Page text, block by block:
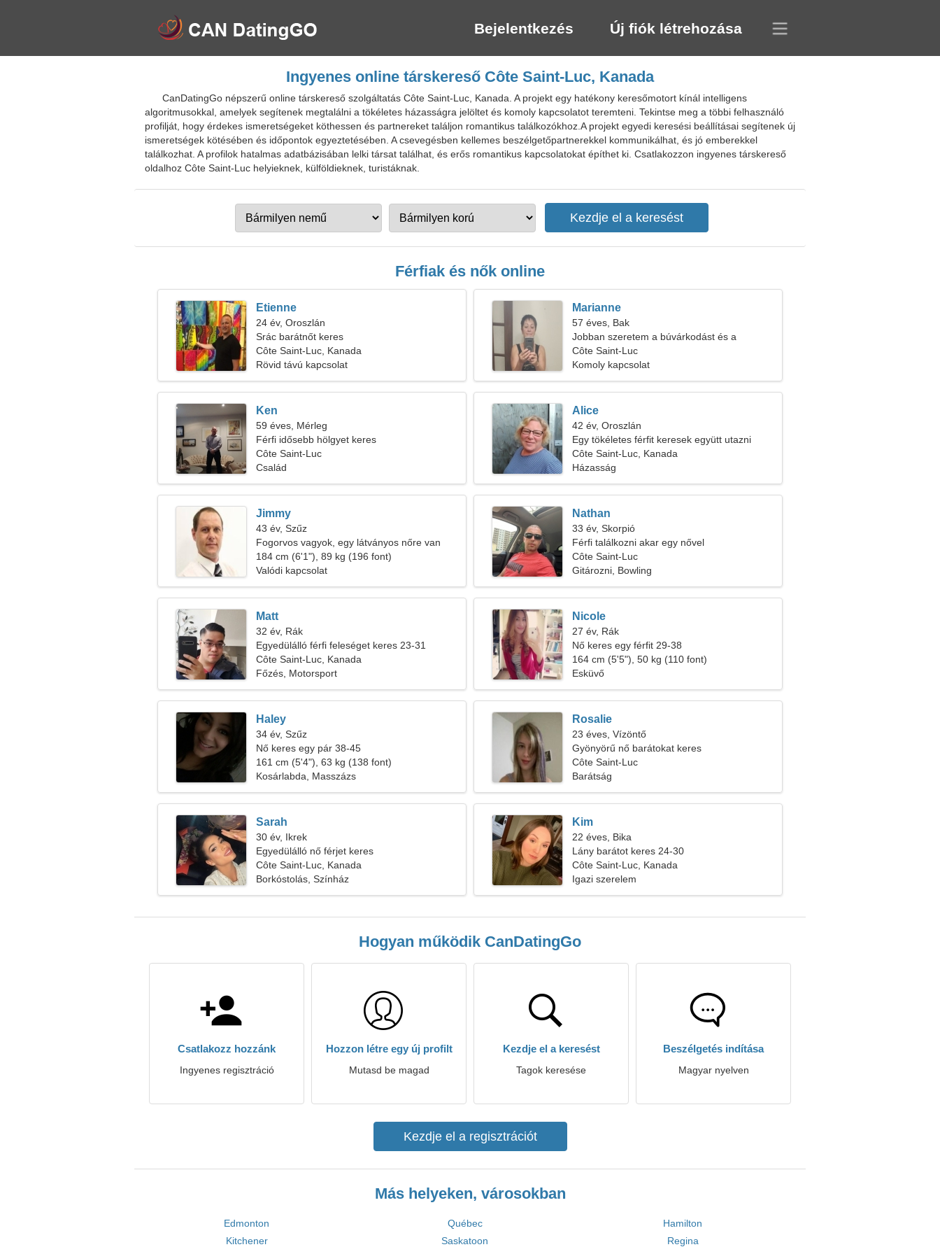
Bejelentkezés Új fiók létrehozása
Ingyenes online társkereső Côte Saint-Luc, Kanada
CanDatingGo népszerű online társkereső szolgáltatás Côte Saint-Luc, Kanada. A projekt egy hatékony keresőmotort kínál intelligens
algoritmusokkal, amelyek segítenek megtalálni a tökéletes házasságra jelöltet és komoly kapcsolatot teremteni. Tekintse meg a többi felhasználó
profilját, hogy érdekes ismeretségeket köthessen és partnereket találjon romantikus találkozókhoz.A projekt egyedi keresési beállításai segítenek új
ismeretségek kötésében és időpontok egyeztetésében. A csevegésben kellemes beszélgetőpartnerekkel kommunikálhat, és jó emberekkel
találkozhat. A profilok hatalmas adatbázisában lelki társat találhat, és erős romantikus kapcsolatokat építhet ki. Csatlakozzon ingyenes társkereső
oldalhoz Côte Saint-Luc helyieknek, külföldieknek, turistáknak.
Férfiak és nők online
Etienne
24 év, Oroszlán
Srác barátnőt keres
Côte Saint-Luc, Kanada
Rövid távú kapcsolat
Marianne
57 éves, Bak
Jobban szeretem a búvárkodást és a
gitározást
Côte Saint-Luc
Komoly kapcsolat
Ken
59 éves, Mérleg
Férfi idősebb hölgyet keres
Côte Saint-Luc
Család
Alice
42 év, Oroszlán
Egy tökéletes férfit keresek együtt utazni
Côte Saint-Luc, Kanada
Házasság
Jimmy
43 év, Szűz
Fogorvos vagyok, egy látványos nőre van
szükségem
184 cm (6'1"), 89 kg (196 font)
Valódi kapcsolat
Nathan
33 év, Skorpió
Férfi találkozni akar egy nővel
Côte Saint-Luc
Gitározni, Bowling
Matt
32 év, Rák
Egyedülálló férfi feleséget keres 23-31
Côte Saint-Luc, Kanada
Főzés, Motorsport
Nicole
27 év, Rák
Nő keres egy férfit 29-38
164 cm (5'5"), 50 kg (110 font)
Esküvő
Haley
34 év, Szűz
Nő keres egy pár 38-45
161 cm (5'4"), 63 kg (138 font)
Kosárlabda, Masszázs
Rosalie
23 éves, Vízöntő
Gyönyörű nő barátokat keres
Côte Saint-Luc
Barátság
Sarah
30 év, Ikrek
Egyedülálló nő férjet keres
Côte Saint-Luc, Kanada
Borkóstolás, Színház
Kim
22 éves, Bika
Lány barátot keres 24-30
Côte Saint-Luc, Kanada
Igazi szerelem
Hogyan működik CanDatingGo
Csatlakozz hozzánk
Ingyenes regisztráció
Hozzon létre egy új profilt
Mutasd be magad
Kezdje el a keresést
Tagok keresése
Beszélgetés indítása
Magyar nyelven
Kezdje el a regisztrációt
Más helyeken, városokban
Edmonton Québec
Hamilton
Kitchener
Saskatoon
Regina